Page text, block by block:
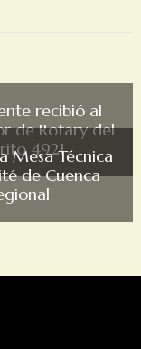
recibió al
de Rotary del
4921
Mesa Técnica
de Cuenca